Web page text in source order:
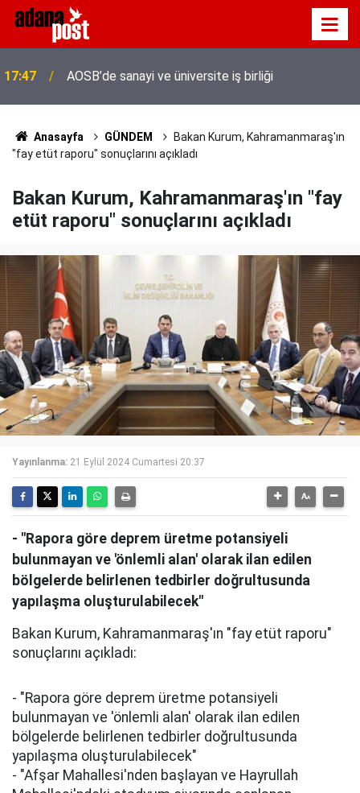
17:41
tepki gösterdi
Anasayfa GÜNDEM
Bakan Kurum, Kahramanmaraş'ın
"fay etüt raporu" sonuçlarını açıkladı
Bakan Kurum, Kahramanmaraş'ın "fay
etüt raporu" sonuçlarını açıkladı
Yayınlanma: 21 Eylül 2024 Cumartesi 20:37
- "Rapora göre deprem üretme potansiyeli
bulunmayan ve 'önlemli alan' olarak ilan edilen
bölgelerde belirlenen tedbirler doğrultusunda
yapılaşma oluşturulabilecek"
Bakan Kurum, Kahramanmaraş'ın "fay etüt raporu"
sonuçlarını açıkladı:
- "Rapora göre deprem üretme potansiyeli
bulunmayan ve 'önlemli alan' olarak ilan edilen
bölgelerde belirlenen tedbirler doğrultusunda
yapılaşma oluşturulabilecek"
- "Afşar Mahallesi'nden başlayan ve Hayrullah